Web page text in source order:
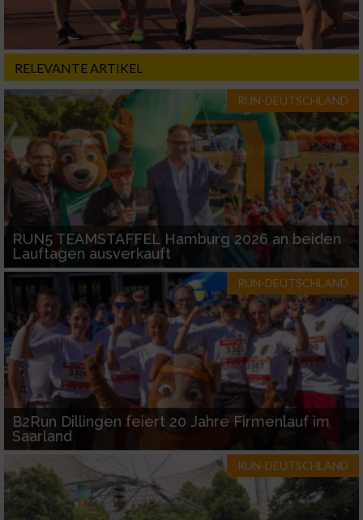
RELEVANTE ARTIKEL
RUN-DEUTSCHLAND
RUN5 TEAMSTAFFEL Hamburg 2026 an beiden
Lauftagen ausverkauft
RUN-DEUTSCHLAND
B2Run Dillingen feiert 20 Jahre Firmenlauf im
Saarland
RUN-DEUTSCHLAND
Werbung